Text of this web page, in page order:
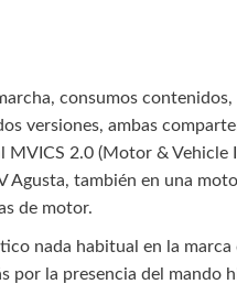
consumos
versiones, ambas
2.0 (Motor &
también en una
de motor.
nada habitual en la marca
la presencia del mando